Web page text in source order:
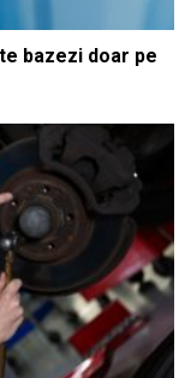
bazezi doar pe